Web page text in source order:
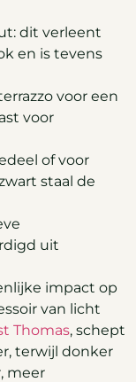
dit verleent
en is tevens
voor een
voor
of voor
staal de
uit
impact op
van licht
Thomas, schept
terwijl donker
meer